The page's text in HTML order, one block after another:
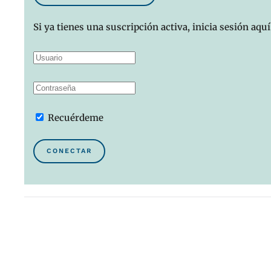
Si ya tienes una suscripción activa, inicia sesión
Recuérdeme
CONECTAR